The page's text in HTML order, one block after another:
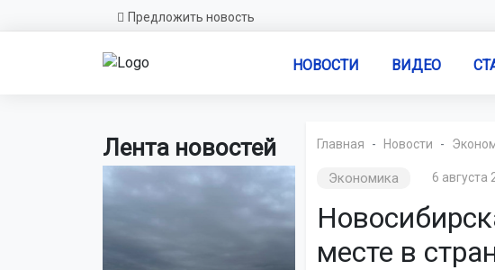
Предложить новость
НОВОСТИ ВИДЕО
Лента новостей Главная Новости
Экономика 6 августа
месте в